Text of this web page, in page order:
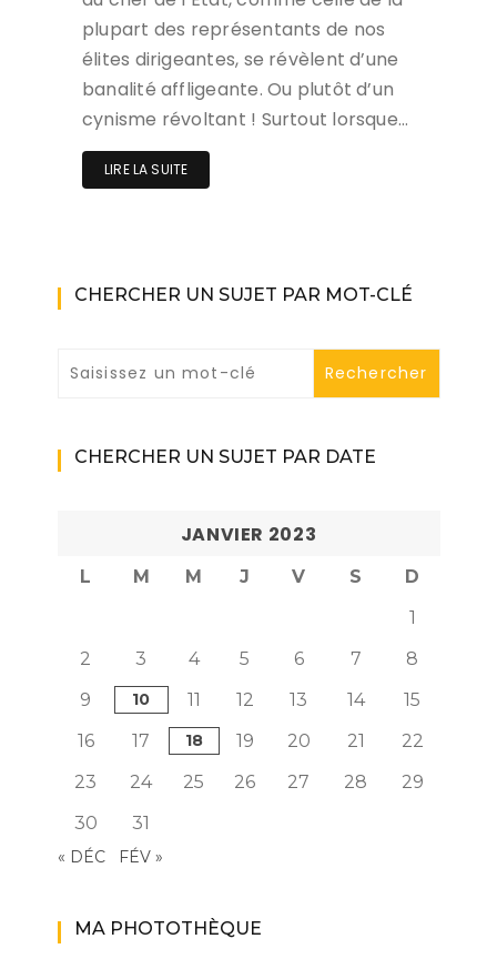
plupart des représentants de nos
élites dirigeantes, se révèlent d’une
banalité affligeante. Ou plutôt d’un
cynisme révoltant ! Surtout lorsque…
LIRE LA SUITE
CHERCHER UN SUJET PAR MOT-CLÉ
CHERCHER UN SUJET PAR DATE
JANVIER 2023
L M M J V S
D
1
2
3 4 5 6 7
8
9
10 11 12 13 14
15
16
17 18 19 20 21
22
23
24 25 26 27 28
29
30
31
« DÉC FÉV »
MA PHOTOTHÈQUE